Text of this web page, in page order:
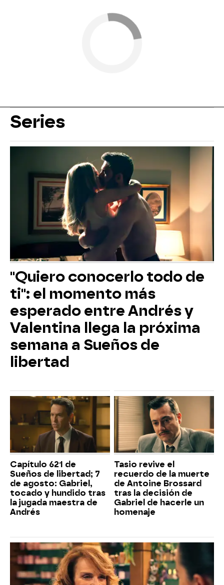
Series
"Quiero conocerlo todo de
ti": el momento más
esperado entre Andrés y
Valentina llega la próxima
semana a Sueños de
libertad
Capítulo 621 de
Sueños de libertad; 7
de agosto: Gabriel,
tocado y hundido tras
la jugada maestra de
Andrés
Tasio revive el
recuerdo de la muerte
de Antoine Brossard
tras la decisión de
Gabriel de hacerle un
homenaje